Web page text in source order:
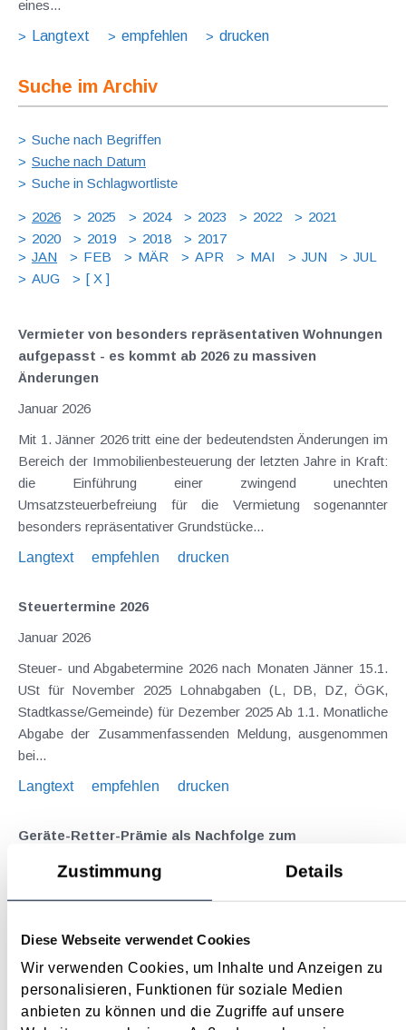
Zustimmung Details
Diese Webseite verwendet Cookies
Wir verwenden Cookies, um Inhalte und Anzeigen zu
personalisieren, Funktionen für soziale Medien
anbieten zu können und die Zugriffe auf unsere
eines...
Langtext
empfehlen drucken
Suche im Archiv
Suche nach Begriffen
Suche nach Datum
Suche in Schlagwortliste
2026 2025 2024 2023 2022
2021
2020
2019 2018
2017
JAN
FEB MÄR APR MAI JUN
JUL
AUG
[ X ]
Vermieter von besonders repräsentativen Wohnungen
aufgepasst - es kommt ab 2026 zu massiven
Änderungen
Januar 2026
Mit 1. Jänner 2026 tritt eine der bedeutendsten Änderungen im
Bereich der Immobilienbesteuerung der letzten Jahre in Kraft:
die Einführung einer zwingend unechten
Umsatzsteuerbefreiung für die Vermietung sogenannter
besonders repräsentativer Grundstücke...
Langtext
empfehlen drucken
Steuertermine 2026
Januar 2026
Steuer- und Abgabetermine 2026 nach Monaten Jänner 15.1.
USt für November 2025 Lohnabgaben (L, DB, DZ, ÖGK,
Stadtkasse/Gemeinde) für Dezember 2025 Ab 1.1. Monatliche
Abgabe der Zusammenfassenden Meldung, ausgenommen
bei...
Langtext
empfehlen drucken
Geräte-Retter-Prämie als Nachfolge zum
startet die Geräte-Retter-Prämie als Nachfolge zum
Reparaturbonus für die Reparatur von Elektro- und
Elektronikgeräten. Förderberechtigt sind ausschließlich
Privatpersonen mit Wohnsitz in...